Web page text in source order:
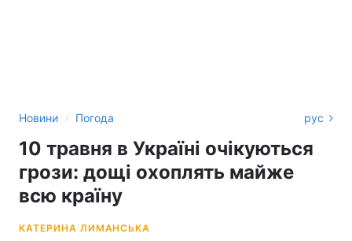
Новини › Погода рус
10 травня в Україні очікуються
грози: дощі охоплять майже
всю країну
КАТЕРИНА ЛИМАНСЬКА